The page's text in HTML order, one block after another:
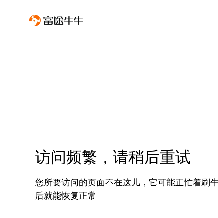
访问频繁，请稍后重试
您所要访问的页面不在这儿，它可能正忙着刷
后就能恢复正常